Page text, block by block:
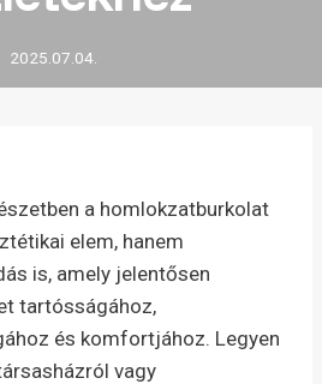
2025.07.04.
a homlokzatburkolat
elem, hanem
is, amely jelentősen
tartósságához,
és komfortjához. Legyen
vagy